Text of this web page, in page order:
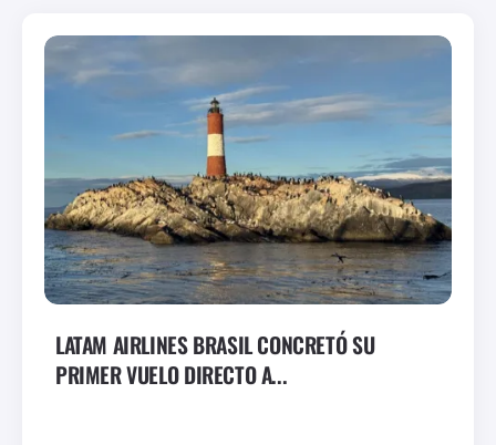
LATAM AIRLINES BRASIL CONCRETÓ SU
PRIMER VUELO DIRECTO A...